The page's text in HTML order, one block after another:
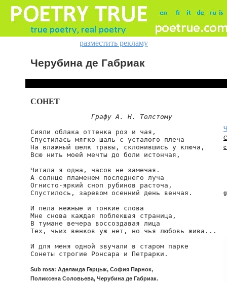
разместить рекламу
Черубина де Габриак
СОНЕТ
Графу А. Н. Толстому
Сияли облака оттенка роз и чая,
Спустилась мягко шаль с усталого плеча
На влажный шелк травы, склонившись у ключа,
Всю нить моей мечты до боли истончая,
Читала я одна, часов не замечая.
А солнце пламенем последнего луча
Огнисто-яркий сноп рубинов расточа,
Спустилось, заревом осенний день венчая.
И пела нежные и тонкие слова
Мне снова каждая поблекшая страница,
В тумане вечера воссоздавая лица
Тех, чьих венков уж нет, но чья любовь жива...
И для меня одной звучали в старом парке
Сонеты строгие Ронсара и Петрарки.
Sub rosa: Аделаида Герцык, София Парнок,
Поликсена Соловьева, Черубина де Габриак.